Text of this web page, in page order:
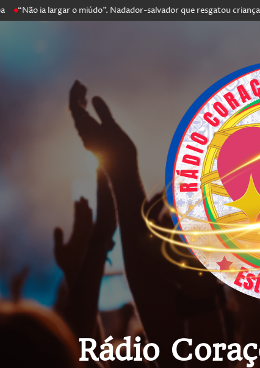
“Não ia largar o miúdo”. Nadador-salvador que resgatou criança
Rádio